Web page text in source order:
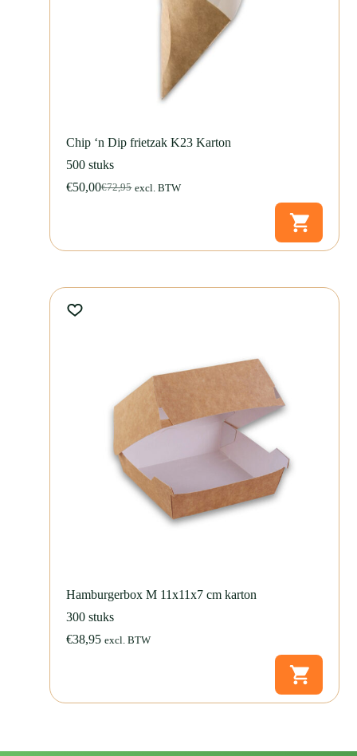
Chip ‘n Dip frietzak K23 Karton
500 stuks
€72,95
Oorspronkelijke
€50,00Huidigeexcl. BTW
Hamburgerbox M 11x11x7 cm karton
300 stuks
€38,95 excl. BTW